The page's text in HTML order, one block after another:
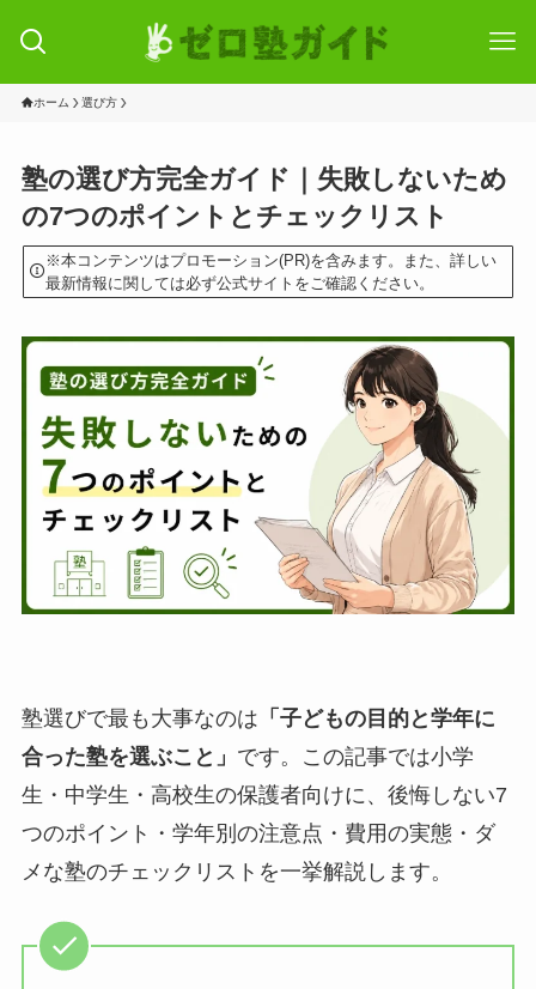
ホーム 選び方
塾の選び方完全ガイド｜失敗しないため
の7つのポイントとチェックリスト
※本コンテンツはプロモーション(PR)を含みます。また、詳しい
最新情報に関しては必ず公式サイトをご確認ください。
塾選びで最も大事なのは 「子どもの目的と学年に
合った塾を選ぶこと」 です。この記事では小学
生・中学生・高校生の保護者向けに、後悔しない7
つのポイント・学年別の注意点・費用の実態・ダ
メな塾のチェックリストを一挙解説します。